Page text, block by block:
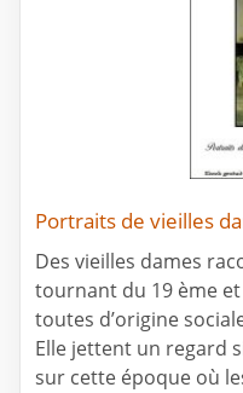
Portraits de vieilles
Des vieilles dames
tournant du 19 ème
toutes d’origine
Elle jettent un regard
sur cette époque où